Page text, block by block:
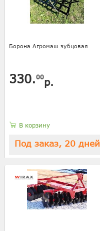
Борона Агромаш зубцовая
330.00р.
В корзину
Под заказ, 20 дней